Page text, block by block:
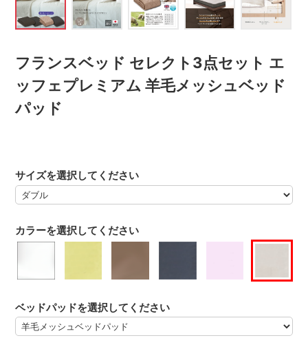
フランスベッド セレクト3点セット エ
ッフェプレミアム 羊毛メッシュベッド
パッド
カラーを選択してください
サイズを選択してください
ベッドパッドを選択してください